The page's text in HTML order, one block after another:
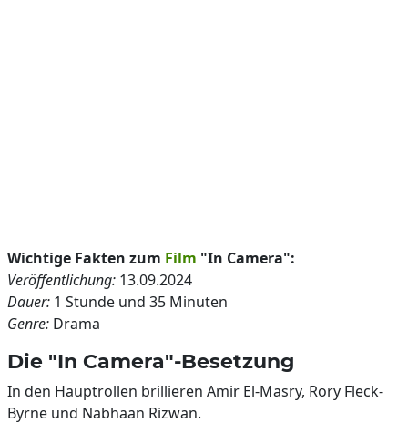
Wichtige Fakten zum Film "In Camera":
Veröffentlichung: 13.09.2024
Dauer: 1 Stunde und 35 Minuten
Genre: Drama
Die "In Camera"-Besetzung
In den Hauptrollen brillieren Amir El-Masry, Rory Fleck-
Byrne und Nabhaan Rizwan.